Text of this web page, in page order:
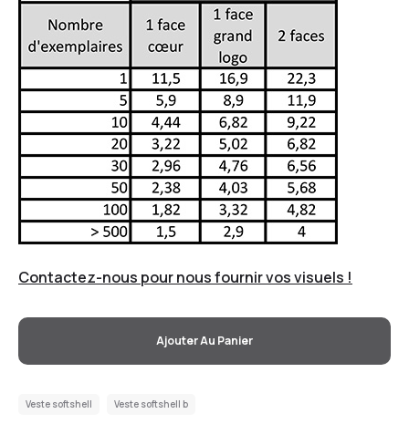
Contactez-nous pour nous fournir vos visuels !
Ajouter Au Panier
Veste softshell Veste softshell b